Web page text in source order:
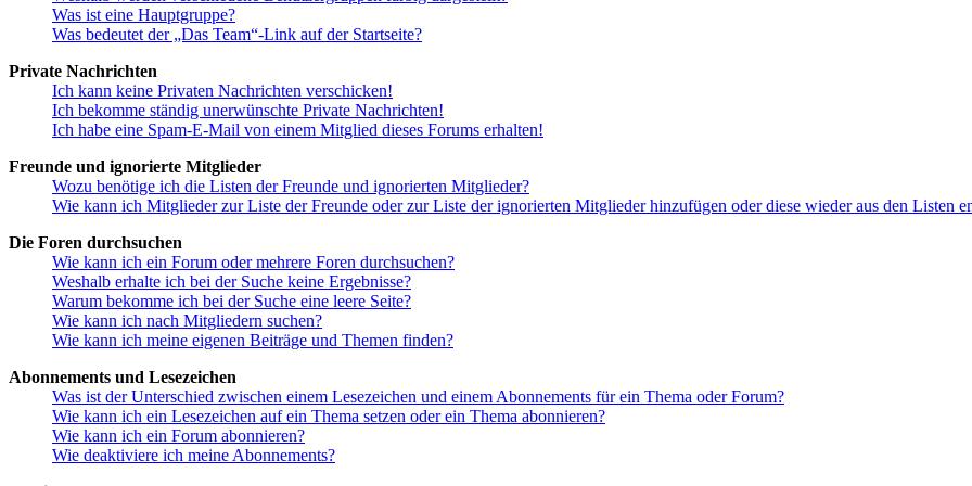
Was ist eine Hauptgruppe?
Was bedeutet der „Das Team“-Link auf der Startseite?
Private Nachrichten
Ich kann keine Privaten Nachrichten verschicken!
Ich bekomme ständig unerwünschte Private Nachrichten!
Ich habe eine Spam-E-Mail von einem Mitglied dieses Forums erhalten!
Freunde und ignorierte Mitglieder
Wozu benötige ich die Listen der Freunde und ignorierten Mitglieder?
Wie kann ich Mitglieder zur Liste der Freunde oder zur Liste der ignorierten Mitglieder hinzufügen oder diese wieder aus den Listen
Die Foren durchsuchen
Wie kann ich ein Forum oder mehrere Foren durchsuchen?
Weshalb erhalte ich bei der Suche keine Ergebnisse?
Warum bekomme ich bei der Suche eine leere Seite?
Wie kann ich nach Mitgliedern suchen?
Wie kann ich meine eigenen Beiträge und Themen finden?
Abonnements und Lesezeichen
Was ist der Unterschied zwischen einem Lesezeichen und einem Abonnements für ein Thema oder Forum?
Wie kann ich ein Lesezeichen auf ein Thema setzen oder ein Thema abonnieren?
Wie kann ich ein Forum abonnieren?
Wie deaktiviere ich meine Abonnements?